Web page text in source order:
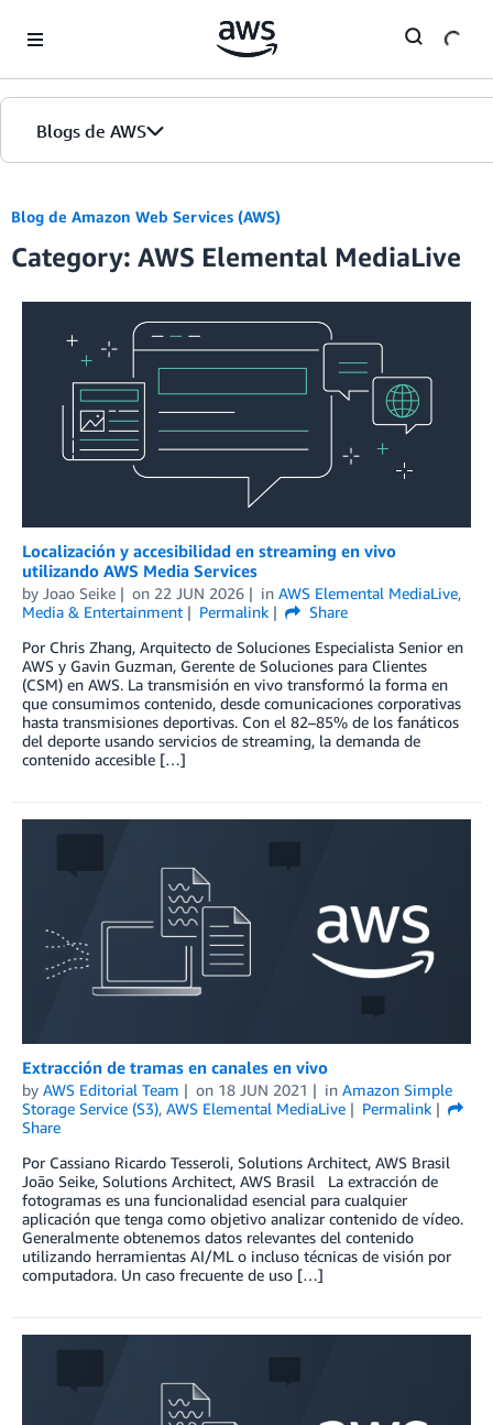
Blogs de AWS
Inicio
Ediciones
Blog de Amazon Web Services (AWS)
Category: AWS Elemental MediaLive
Localización y accesibilidad en streaming en vivo
utilizando AWS Media Services
by Joao Seike on 22 JUN 2026 in AWS Elemental MediaLive,
Media & Entertainment
Permalink
Share
Por Chris Zhang, Arquitecto de Soluciones Especialista Senior en
AWS y Gavin Guzman, Gerente de Soluciones para Clientes
(CSM) en AWS. La transmisión en vivo transformó la forma en
que consumimos contenido, desde comunicaciones corporativas
hasta transmisiones deportivas. Con el 82–85% de los fanáticos
del deporte usando servicios de streaming, la demanda de
contenido accesible […]
Extracción de tramas en canales en vivo
by AWS Editorial Team on 18 JUN 2021 in Amazon Simple
Storage Service (S3), AWS Elemental MediaLive
Permalink
Share
Por Cassiano Ricardo Tesseroli, Solutions Architect, AWS Brasil
Joāo Seike, Solutions Architect, AWS Brasil La extracción de
fotogramas es una funcionalidad esencial para cualquier
aplicación que tenga como objetivo analizar contenido de vídeo.
Generalmente obtenemos datos relevantes del contenido
utilizando herramientas AI/ML o incluso técnicas de visión por
computadora. Un caso frecuente de uso […]